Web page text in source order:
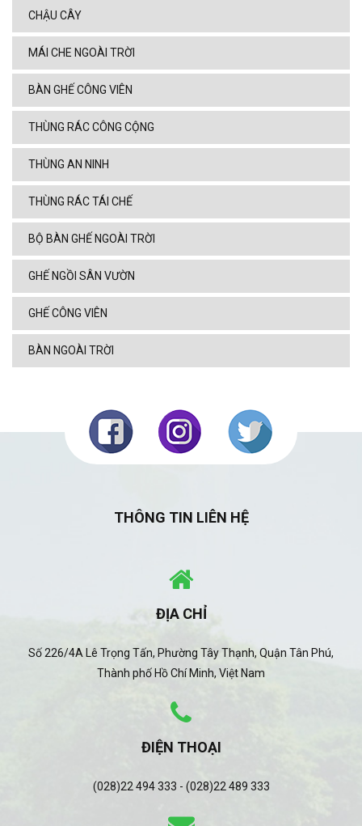
CHẬU CÂY
MÁI CHE NGOÀI TRỜI
BÀN GHẾ CÔNG VIÊN
THÙNG RÁC CÔNG CỘNG
THÙNG AN NINH
THÙNG RÁC TÁI CHẾ
BỘ BÀN GHẾ NGOÀI TRỜI
GHẾ NGỒI SÂN VƯỜN
GHẾ CÔNG VIÊN
BÀN NGOÀI TRỜI
THÔNG TIN LIÊN HỆ
ĐỊA CHỈ
Số 226/4A Lê Trọng Tấn, Phường Tây Thạnh, Quận Tân Phú,
Thành phố Hồ Chí Minh, Việt Nam
ĐIỆN THOẠI
(028)22 494 333 - (028)22 489 333